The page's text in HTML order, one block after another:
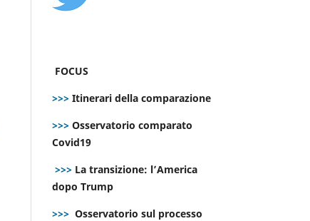
FOCUS
>>> Itinerari della comparazione
>>> Osservatorio comparato
Covid19
>>> La transizione: l’America
dopo Trump
>>> Osservatorio sul processo